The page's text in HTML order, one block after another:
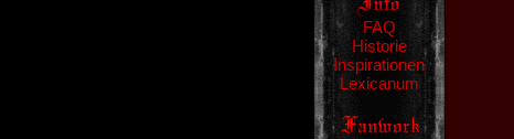
FAQ
Historie
Inspirationen
Lexicanum